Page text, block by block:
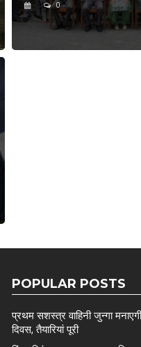
0
POPULAR POSTS
प्रथम सशस्त्र वाहिनी जुन्गा
दिवस, तैयारियां पूरी